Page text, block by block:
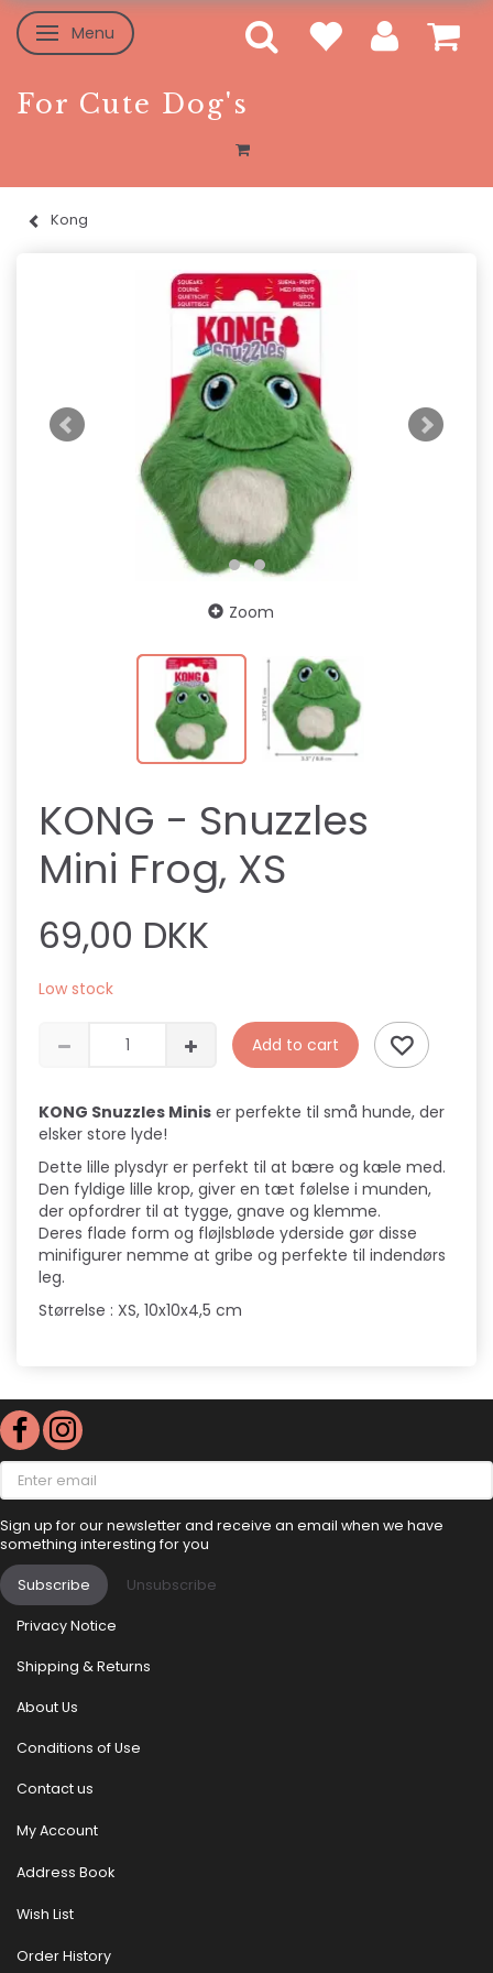
Toggle navigation
Menu
For Cute Dog's
Kong
Zoom
KONG - Snuzzles
Mini Frog, XS
69,00 DKK
Low stock
Add to cart
KONG Snuzzles Minis er perfekte til små hunde, der
elsker store lyde!
Dette lille plysdyr er perfekt til at bære og kæle med.
Den fyldige lille krop, giver en tæt følelse i munden,
der opfordrer til at tygge, gnave og klemme.
Deres flade form og fløjlsbløde yderside gør disse
minifigurer nemme at gribe og perfekte til indendørs
leg.
Størrelse : XS, 10x10x4,5 cm
Enter
email
Sign up for our newsletter and receive an email when we have
something interesting for you
Subscribe Unsubscribe
Privacy Notice
Shipping & Returns
About Us
Conditions of Use
Contact us
My Account
Address Book
Wish List
Order History